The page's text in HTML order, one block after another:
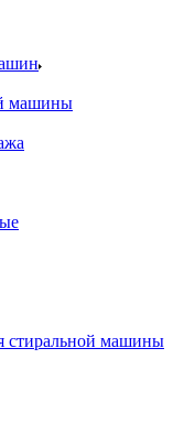
машины
стиральной машины